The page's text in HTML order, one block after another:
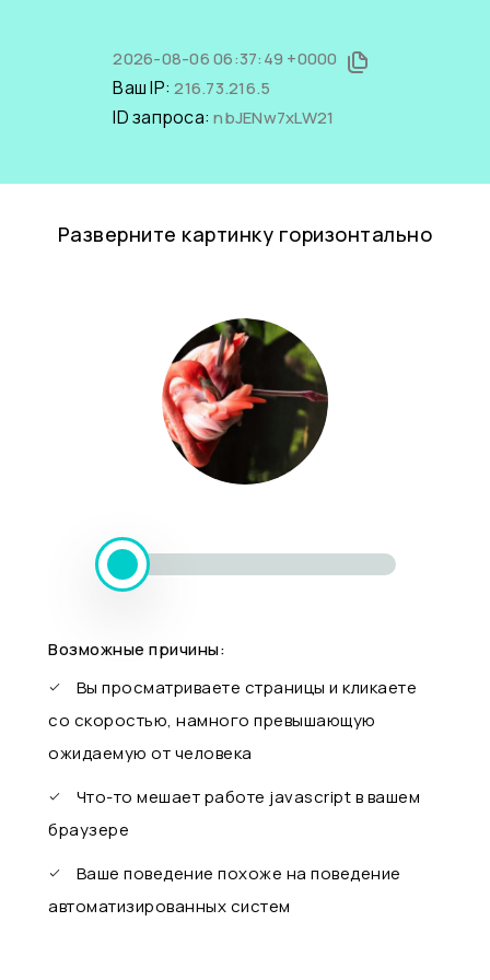
2026-08-06 06:37:49 +0000
Ваш IP:216.73.216.5
ID запроса:nbJENw7xLW21
Разверните картинку горизонтально
Возможные причины:
Вы просматриваете страницы и кликаете
со скоростью, намного превышающую
ожидаемую от человека
Что-то мешает работе javascript в вашем
браузере
Ваше поведение похоже на поведение
автоматизированных систем